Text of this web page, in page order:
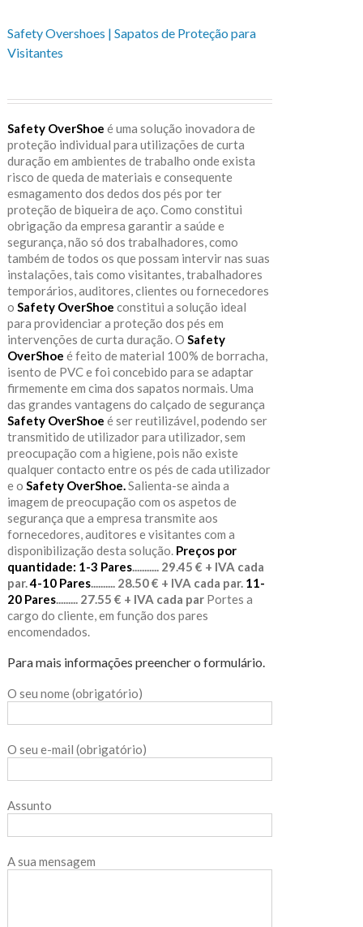
Safety Overshoes | Sapatos de Proteção para
Visitantes
Safety OverShoe é uma solução inovadora de
proteção individual para utilizações de curta
duração em ambientes de trabalho onde exista
risco de queda de materiais e consequente
esmagamento dos dedos dos pés por ter
proteção de biqueira de aço. Como constitui
obrigação da empresa garantir a saúde e
segurança, não só dos trabalhadores, como
também de todos os que possam intervir nas suas
instalações, tais como visitantes, trabalhadores
temporários, auditores, clientes ou fornecedores
o Safety OverShoe constitui a solução ideal
para providenciar a proteção dos pés em
intervenções de curta duração. O Safety
OverShoe é feito de material 100% de borracha,
isento de PVC e foi concebido para se adaptar
firmemente em cima dos sapatos normais. Uma
das grandes vantagens do calçado de segurança
Safety OverShoe é ser reutilizável, podendo ser
transmitido de utilizador para utilizador, sem
preocupação com a higiene, pois não existe
qualquer contacto entre os pés de cada utilizador
e o Safety OverShoe. Salienta-se ainda a
imagem de preocupação com os aspetos de
segurança que a empresa transmite aos
fornecedores, auditores e visitantes com a
disponibilização desta solução. Preços por
quantidade: 1-3 Pares........... 29.45 € + IVA cada
par. 4-10 Pares.......... 28.50 € + IVA cada par. 11-
20 Pares......... 27.55 € + IVA cada parPortes a
cargo do cliente, em função dos pares
encomendados.
Para mais informações preencher o formulário.
O seu nome (obrigatório)
O seu e-mail (obrigatório)
Assunto
A sua mensagem